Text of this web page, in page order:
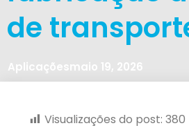
de
Aplicaçõesmaio 19, 2026
Visualizações do post: 380